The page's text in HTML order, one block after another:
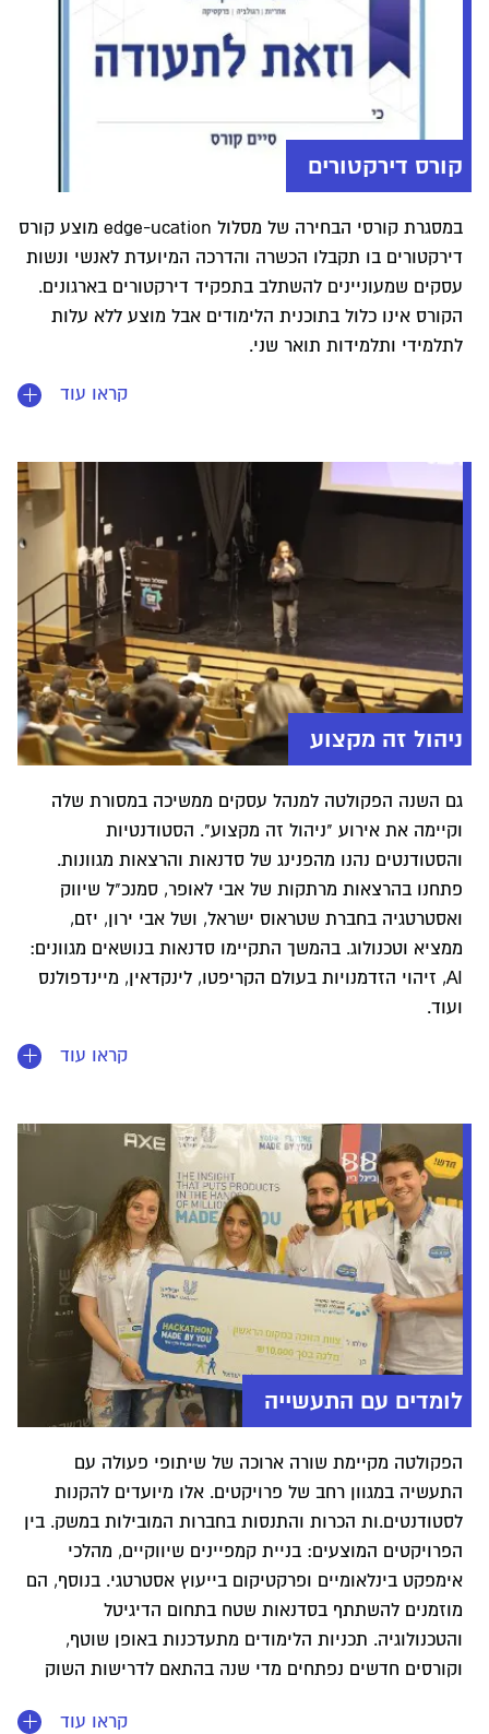
קורס דירקטורים
במסגרת קורסי הבחירה של מסלול edge-ucation מוצע קורס
דירקטורים בו תקבלו הכשרה והדרכה המיועדת לאנשי ונשות
עסקים שמעוניינים להשתלב בתפקיד דירקטורים בארגונים.
הקורס אינו כלול בתוכנית הלימודים אבל מוצע ללא עלות
לתלמידי ותלמידות תואר שני.
קראו עוד
ניהול זה מקצוע
גם השנה הפקולטה למנהל עסקים ממשיכה במסורת שלה
וקיימה את אירוע "ניהול זה מקצוע". הסטודנטיות
והסטודנטים נהנו מהפנינג של סדנאות והרצאות מגוונות.
פתחנו בהרצאות מרתקות של אבי לאופר, סמנכ"ל שיווק
ואסטרטגיה בחברת שטראוס ישראל, ושל אבי ירון, יזם,
ממציא וטכנולוג. בהמשך התקיימו סדנאות בנושאים מגוונים:
AI, זיהוי הזדמנויות בעולם הקריפטו, לינקדאין, מיינדפולנס
ועוד.
קראו עוד
לומדים עם התעשייה
הפקולטה מקיימת שורה ארוכה של שיתופי פעולה עם
התעשיה במגוון רחב של פרויקטים. אלו מיועדים להקנות
לסטודנטים.ות הכרות והתנסות בחברות המובילות במשק. בין
הפרויקטים המוצעים: בניית קמפיינים שיווקיים, מהלכי
אימפקט בינלאומיים ופרקטיקום בייעוץ אסטרטגי. בנוסף, הם
מוזמנים להשתתף בסדנאות שטח בתחום הדיגיטל
והטכנולוגיה. תכניות הלימודים מתעדכנות באופן שוטף,
וקורסים חדשים נפתחים מדי שנה בהתאם לדרישות השוק
קראו עוד